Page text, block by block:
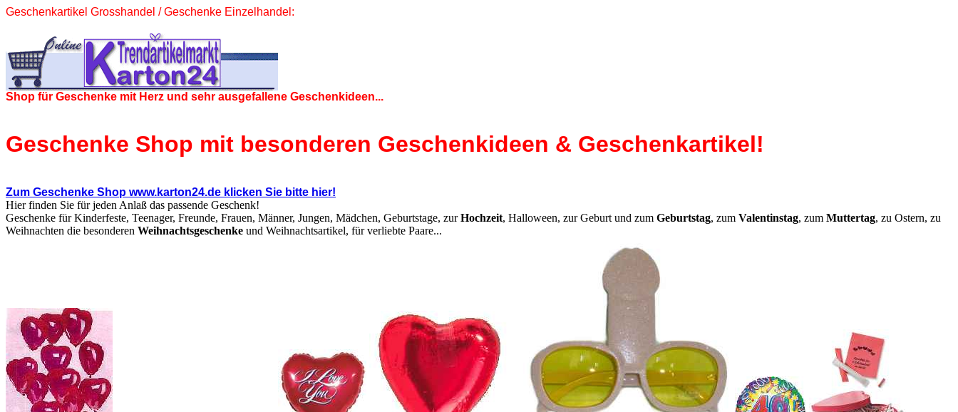
Geschenkartikel Grosshandel / Geschenke Einzelhandel:
Shop für Geschenke mit Herz und sehr ausgefallene Geschenkideen...
Geschenke Shop mit besonderen Geschenkideen & Geschenkartikel!
Zum Geschenke Shop www.karton24.de klicken Sie bitte hier!
Hier finden Sie für jeden Anlaß das passende Geschenk!
Geschenke für Kinderfeste, Teenager, Freunde, Frauen, Männer, Jungen, Mädchen, Geburtstage, zurHochzeit, Halloween, zur Geburt und zum Geburtstag, zum Valentinstag, zum Muttertag, zu Ostern, zu
Weihnachten die besonderen Weihnachtsgeschenke und Weihnachtsartikel, für verliebte Paare...